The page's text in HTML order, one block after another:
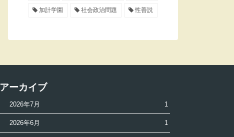
加計学園 社会政治問題 性善説
アーカイブ
2026年7月 1
2026年6月 1